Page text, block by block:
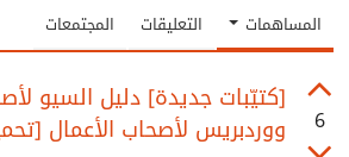
المساهمات التعليقات المجتمعات
6
[كتيّبات جديدة] دليل السيو
ووردبريس لأصحاب الأعمال